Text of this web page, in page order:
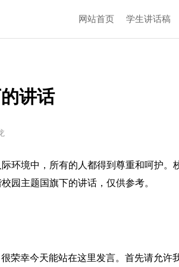
网站首页 学生讲话稿
讲话
环境中，所有的人都得到尊重和呵护。
园主题国旗下的讲话，仅供参考。
荣幸今天能站在这里发言。首先请允许